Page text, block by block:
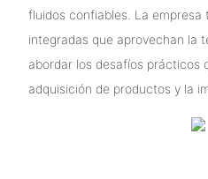
fluidos confiables. La empresa
integradas que aprovechan la
abordar los desafíos prácticos
adquisición de productos y la